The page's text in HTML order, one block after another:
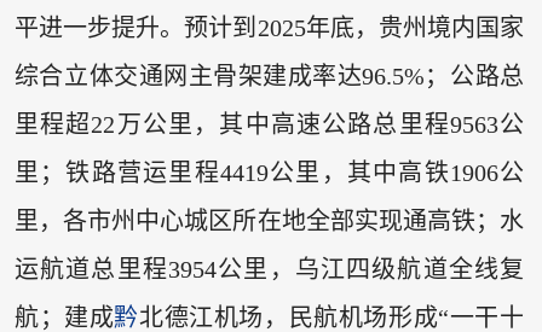
平进一步提升。预计到2025年底，贵州境内国家
综合立体交通网主骨架建成率达96.5%；公路总
里程超22万公里，其中高速公路总里程9563公
里；铁路营运里程4419公里，其中高铁1906公
里，各市州中心城区所在地全部实现通高铁；水
运航道总里程3954公里，乌江四级航道全线复
航；建成黔北德江机场，民航机场形成“一干十